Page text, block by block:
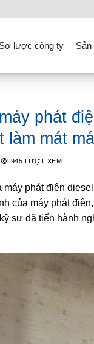
Sơ lược công ty Sản
phát
làm mát
945 LƯỢT XEM
máy phát điện
của máy phát
sư đã tiến hành